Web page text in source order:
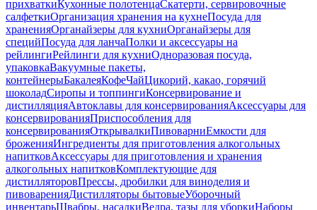
прихваткиКухонные полотенцаСкатерти, сервировочные
салфеткиОрганизация хранения на кухнеПосуда для
храненияОрганайзеры для кухниОрганайзеры для
специйПосуда для ланчаПолки и аксессуары на
рейлингиРейлинги для кухниОдноразовая посуда,
упаковкаВакуумные пакеты,
контейнерыБакалеяКофеЧайЦикорий, какао, горячий
шоколадСиропы и топпингиКонсервирование и
дистилляцияАвтоклавы для консервированияАксессуары для
консервированияПриспособления для
консервированияОткрывалкиПивоварниЕмкости для
броженияИнгредиенты для приготовления алкогольных
напитковАксессуары для приготовления и хранения
алкогольных напитковКомплектующие для
дистилляторовПрессы, дробилки для виноделия и
пивоваренияДистилляторы бытовыеУборочный
инвентарьШвабры, насадкиВедра, тазы для уборкиНаборы